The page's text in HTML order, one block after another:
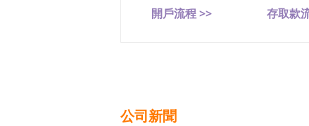
開戶流程 >>
存取款
公司新聞